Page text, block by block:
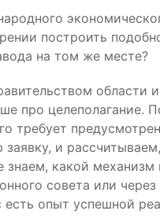
построить
на том же месте?
области
про целеполагание.
требует
и
какой механизм
совета или
опыт успешной